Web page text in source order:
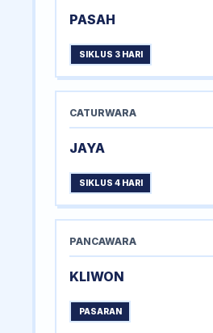
PASAH
SIKLUS 3 HARI
CATURWARA
JAYA
SIKLUS 4 HARI
PANCAWARA
KLIWON
PASARAN